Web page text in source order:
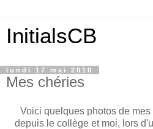
InitialsCB
lundi 17 mai 2010
Mes chéries
Voici quelques photos de mes
depuis le collège et moi, lors